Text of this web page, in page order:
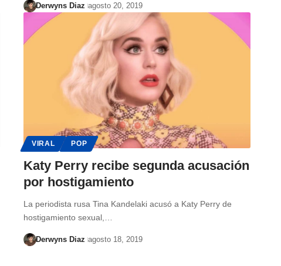
Derwyns Diaz agosto 20, 2019
VIRAL POP
Katy Perry recibe segunda acusación
por hostigamiento
La periodista rusa Tina Kandelaki acusó a Katy Perry de
hostigamiento sexual,…
Derwyns Diaz agosto 18, 2019